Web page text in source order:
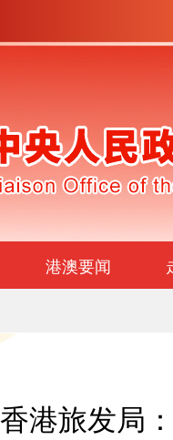
港澳要闻
香港旅发局